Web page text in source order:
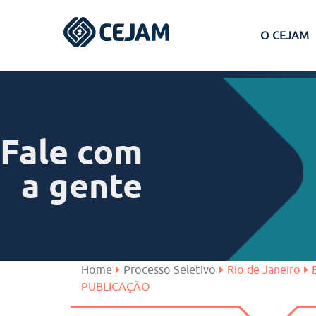
O CEJAM
Ferraz de Vasconcelos
São José dos Campos
Fale com
a gente
Home Processo Seletivo Rio de Janeiro
PUBLICAÇÃO